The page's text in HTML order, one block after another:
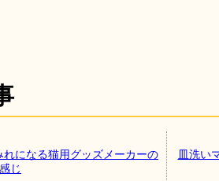
れになる猫用グッズメーカーの
じ
皿洗い